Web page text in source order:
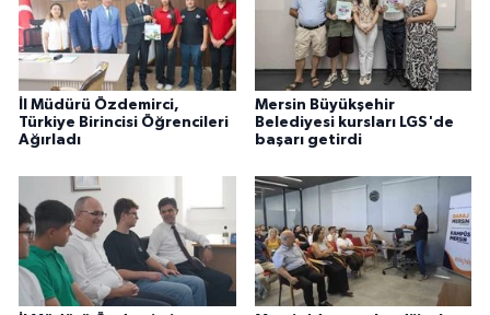
İl Müdürü Özdemirci,
Türkiye Birincisi Öğrencileri
Ağırladı
Mersin Büyükşehir
Belediyesi kursları LGS'de
başarı getirdi